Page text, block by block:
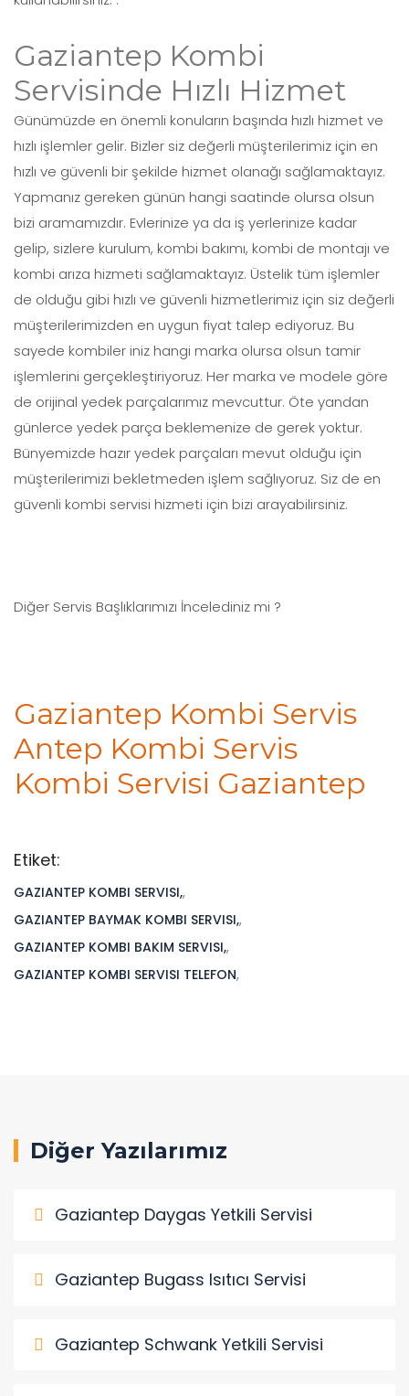
Gaziantep Kombi
Servisinde Hızlı Hizmet
Günümüzde en önemli konuların başında hızlı hizmet ve
hızlı işlemler gelir. Bizler siz değerli müşterilerimiz için en
hızlı ve güvenli bir şekilde hizmet olanağı sağlamaktayız.
Yapmanız gereken günün hangi saatinde olursa olsun
bizi aramamızdır. Evlerinize ya da iş yerlerinize kadar
gelip, sizlere kurulum, kombi bakımı, kombi de montajı ve
kombi arıza hizmeti sağlamaktayız. Üstelik tüm işlemler
de olduğu gibi hızlı ve güvenli hizmetlerimiz için siz değerli
müşterilerimizden en uygun fiyat talep ediyoruz. Bu
sayede kombiler iniz hangi marka olursa olsun tamir
işlemlerini gerçekleştiriyoruz. Her marka ve modele göre
de orijinal yedek parçalarımız mevcuttur. Öte yandan
günlerce yedek parça beklemenize de gerek yoktur.
Bünyemizde hazır yedek parçaları mevut olduğu için
müşterilerimizi bekletmeden işlem sağlıyoruz. Siz de en
güvenli kombi servisi hizmeti için bizi arayabilirsiniz.
Diğer Servis Başlıklarımızı İncelediniz mi ?
Gaziantep Kombi Servis
Antep Kombi Servis
Kombi Servisi Gaziantep
Etiket:
GAZIANTEP KOMBI SERVISI,,
GAZIANTEP BAYMAK KOMBI SERVISI,,
GAZIANTEP KOMBI BAKIM SERVISI,,
GAZIANTEP KOMBI SERVISI TELEFON,
Diğer Yazılarımız
Gaziantep Daygas Yetkili Servisi
Gaziantep Bugass Isıtıcı Servisi
Gaziantep Schwank Yetkili Servisi